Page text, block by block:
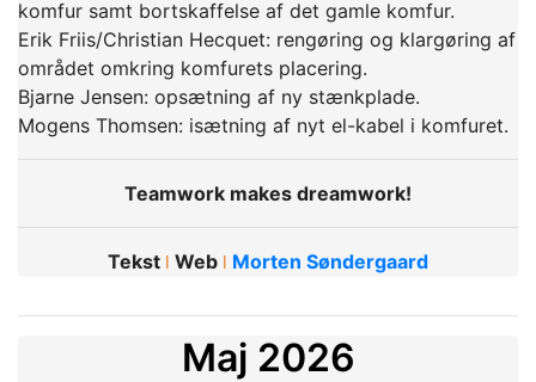
komfur samt bortskaffelse af det gamle komfur.
Erik Friis/Christian Hecquet: rengøring og klargøring af
området omkring komfurets placering.
Bjarne Jensen: opsætning af ny stænkplade.
Mogens Thomsen: isætning af nyt el-kabel i komfuret.
Teamwork makes dreamwork!
Tekst ǀ Web ǀ Morten Søndergaard
Maj 2026